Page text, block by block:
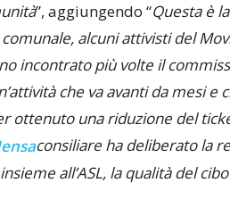
”, aggiungendo “Questa è
alcuni attivisti del
incontrato più volte il
che va avanti da mesi
ottenuto una riduzione del
consiliare ha deliberato la
all’ASL, la qualità del